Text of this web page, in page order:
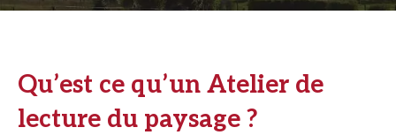
Qu’est ce qu’un Atelier de
lecture du paysage ?